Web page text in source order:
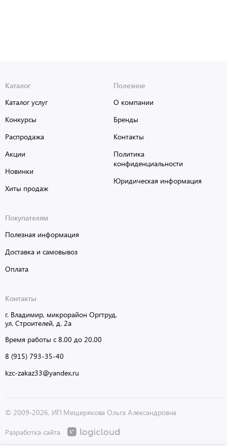
Каталог
Каталог услуг
Конкурсы
Распродажа
Акции
Новинки
Хиты продаж
Полезное
О компании
Бренды
Контакты
Политика
конфиденциальности
Юридическая информация
Покупателям
Полезная информация
Доставка и самовывоз
Оплата
Контакты
г. Владимир, микрорайон Оргтруд,
ул. Строителей, д. 2а
Время работы с 8.00 до 20.00
8 (915) 793-35-40
kzc-zakaz33@yandex.ru
© 2009-2026, ИП Мещерякова Ольга Александровна
Разработка сайта